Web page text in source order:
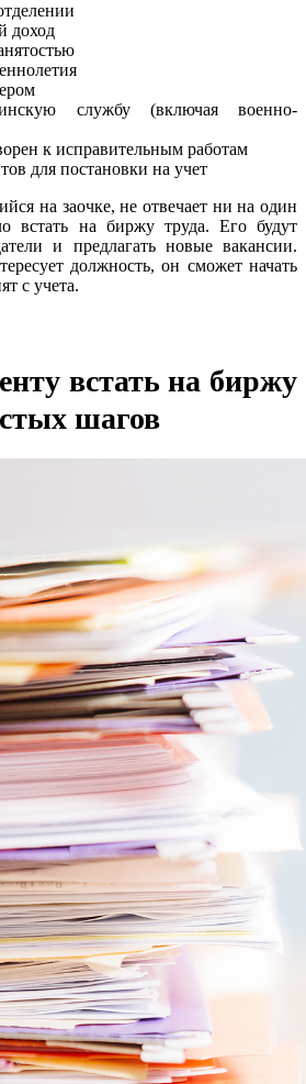
доход
службу (включая военно-
к исправительным работам
для постановки на учет
на заочке, не отвечает ни на один
встать на биржу труда. Его будут
и предлагать новые вакансии.
должность, он сможет начать
с учета.
встать на биржу
шагов